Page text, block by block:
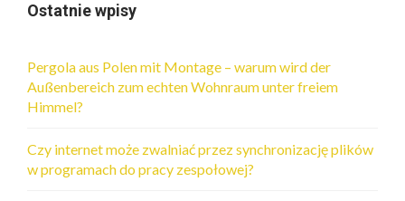
Ostatnie wpisy
Pergola aus Polen mit Montage – warum wird der
Außenbereich zum echten Wohnraum unter freiem
Himmel?
Czy internet może zwalniać przez synchronizację plików
w programach do pracy zespołowej?